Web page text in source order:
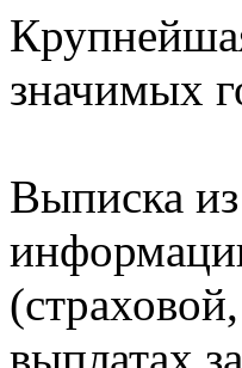
значимых
Выписка
выплатах